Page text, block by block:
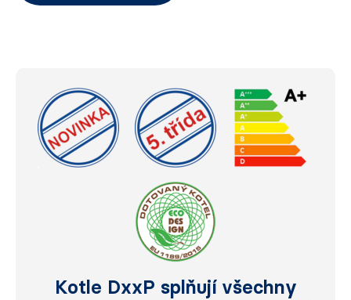
Kotle DxxP splňují všechny